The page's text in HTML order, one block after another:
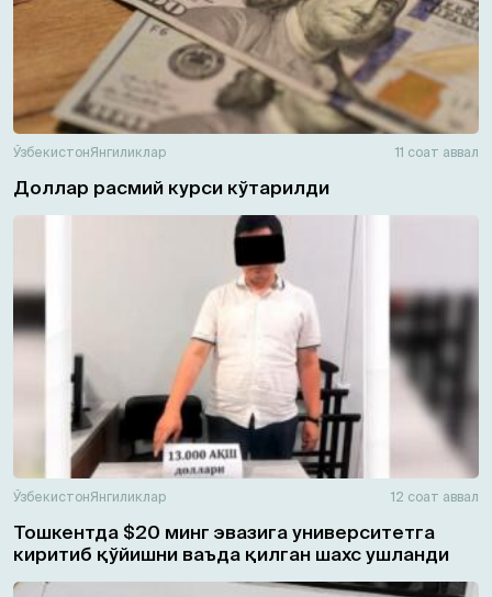
ЎзбекистонЯнгиликлар 11 соат аввал
Доллар расмий курси кўтарилди
ЎзбекистонЯнгиликлар 12 соат аввал
Тошкентда $20 минг эвазига университетга
киритиб қўйишни ваъда қилган шахс ушланди